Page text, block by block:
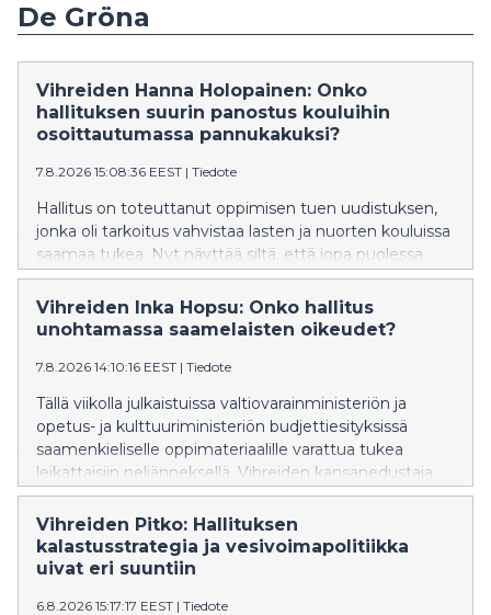
De Gröna
Vihreiden Hanna Holopainen: Onko
hallituksen suurin panostus kouluihin
osoittautumassa pannukakuksi?
7.8.2026 15:08:36 EEST | Tiedote
Hallitus on toteuttanut oppimisen tuen uudistuksen,
jonka oli tarkoitus vahvistaa lasten ja nuorten kouluissa
saamaa tukea. Nyt näyttää siltä, että jopa puolessa
kunnista on vaikeuksia tarjota lasten ja nuorten
tarpeiden mukaista tukea ja osassa kuntia jopa
lakkautetaan erityisluokkia. Vihreiden kansanedustaja
toimenpiteisiin.
Vihreiden Inka Hopsu: Onko hallitus
unohtamassa saamelaisten oikeudet?
7.8.2026 14:10:16 EEST | Tiedote
Tällä viikolla julkaistuissa valtiovarainministeriön ja
opetus- ja kulttuuriministeriön budjettiesityksissä
saamenkieliselle oppimateriaalille varattua tukea
leikattaisiin neljänneksellä. Vihreiden kansanedustaja
Inka Hopsu vaatii hallitusta kunnioittamaan ja
vahvistamaan saamelaisten oikeuksia ja perumaan
leikkauksen syksyn budjettiriihessä.
Vihreiden Pitko: Hallituksen
kalastusstrategia ja vesivoimapolitiikka
uivat eri suuntiin
6.8.2026 15:17:17 EEST | Tiedote